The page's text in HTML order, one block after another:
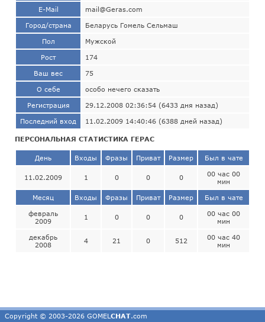
E-Mail mail@Geras.com
Город/страна Беларусь Гомель Сельмаш
Пол Мужской
Рост 174
Ваш вес 75
О себе особо нечего сказать
Регистрация 29.12.2008 02:36:54 (6433 дня назад)
Последний вход 11.02.2009 14:40:46 (6388 дней назад)
ПЕРСОНАЛЬНАЯ СТАТИСТИКА ГЕРАС
День Входы Фразы Приват Размер Был в чате
11.02.2009 1 0 0 0
00 час 00
мин
Месяц Входы Фразы Приват Размер Был в чате
февраль
2009
1 0 0 0
00 час 00
мин
декабрь
2008
4 21 0 512
00 час 40
мин
Copyright © 2003-2026 GOMEL CHAT.com